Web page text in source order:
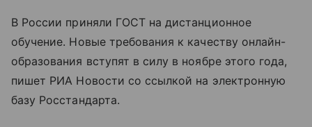
В России приняли ГОСТ на дистанционное
обучение. Новые требования к качеству онлайн-
образования вступят в силу в ноябре этого года,
пишет РИА Новости со ссылкой на электронную
базу Росстандарта.